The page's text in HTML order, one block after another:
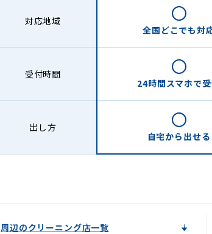
対応地域
全国どこでも対
受付時間
24時間スマホで
出し方
自宅から 出せる
周辺のクリーニング店一覧